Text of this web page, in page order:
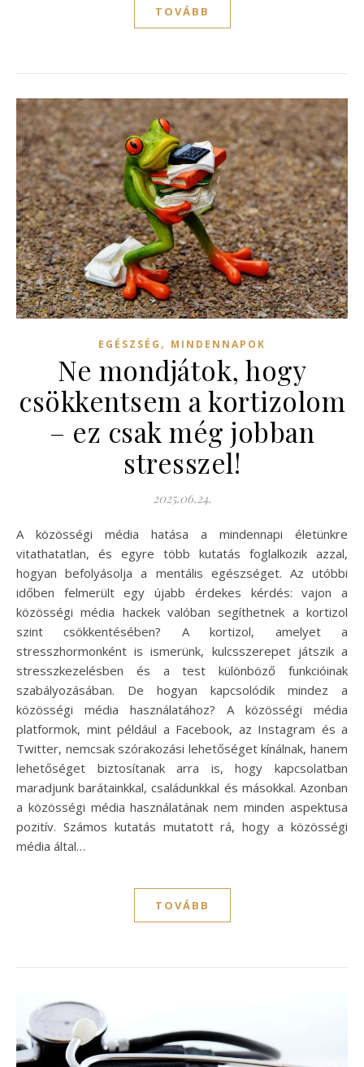
TOVÁBB
EGÉSZSÉG , MINDENNAPOK
Ne mondjátok, hogy
csökkentsem a kortizolom
– ez csak még jobban
stresszel!
2025.06.24.
A közösségi média hatása a mindennapi életünkre
vitathatatlan, és egyre több kutatás foglalkozik azzal,
hogyan befolyásolja a mentális egészséget. Az utóbbi
időben felmerült egy újabb érdekes kérdés: vajon a
közösségi média hackek valóban segíthetnek a kortizol
szint csökkentésében? A kortizol, amelyet a
stresszhormonként is ismerünk, kulcsszerepet játszik a
stresszkezelésben és a test különböző funkcióinak
szabályozásában. De hogyan kapcsolódik mindez a
közösségi média használatához? A közösségi média
platformok, mint például a Facebook, az Instagram és a
Twitter, nemcsak szórakozási lehetőséget kínálnak, hanem
lehetőséget biztosítanak arra is, hogy kapcsolatban
maradjunk barátainkkal, családunkkal és másokkal. Azonban
a közösségi média használatának nem minden aspektusa
pozitív. Számos kutatás mutatott rá, hogy a közösségi
média által…
TOVÁBB